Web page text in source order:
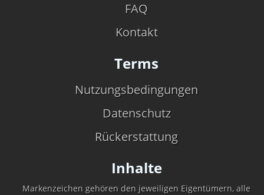
FAQ
Kontakt
Terms
Nutzungsbedingungen
Datenschutz
Rückerstattung
Inhalte
Markenzeichen gehören den jeweiligen Eigentümern, alle